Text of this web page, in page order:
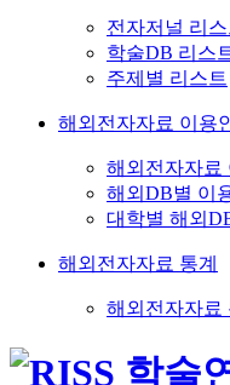
전자저널 리스
학술DB 리스
주제별 리스트
해외전자자료 이용
해외전자자료
해외DB별 이
대학별 해외
해외전자자료 통계
해외전자자료